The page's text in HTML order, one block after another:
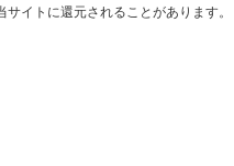
イトに還元されることがあります。